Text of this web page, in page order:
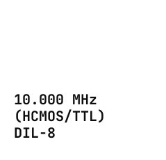
10.000 MHz
(HCMOS/TTL)
DIL-8